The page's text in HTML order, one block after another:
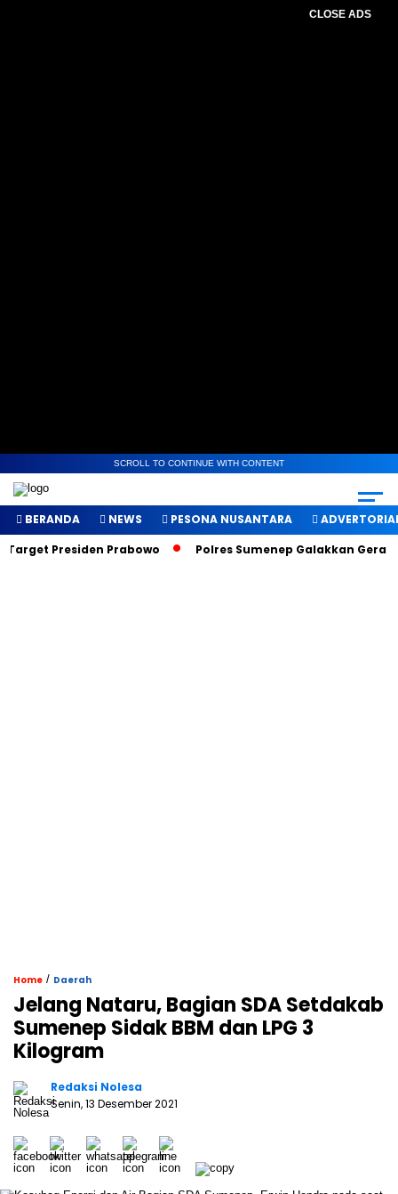
CLOSE ADS
SCROLL TO CONTINUE WITH CONTENT
BERANDA NEWS PESONA NUSANTARA
Presiden Prabowo
Polres Sumenep Galakkan
Home / Daerah
Jelang Nataru, Bagian SDA Setdakab
Sumenep Sidak BBM dan LPG 3
Kilogram
Redaksi Nolesa
Senin, 13 Desember 2021